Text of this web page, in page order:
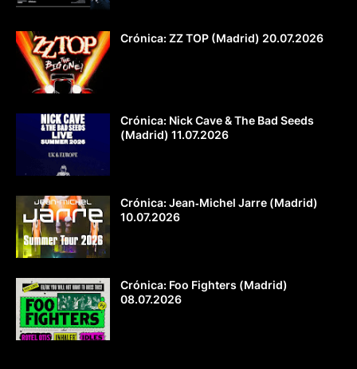
Crónica: ZZ TOP (Madrid) 20.07.2026
Crónica: Nick Cave & The Bad Seeds
(Madrid) 11.07.2026
Crónica: Jean‐Michel Jarre (Madrid)
10.07.2026
Crónica: Foo Fighters (Madrid)
08.07.2026